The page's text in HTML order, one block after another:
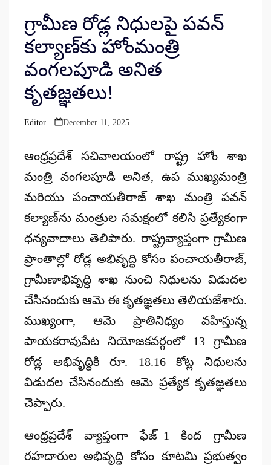
గ్రామీణ రోడ్ల నిధులపై పవన్
కల్యాణ్‌కు హోంమంత్రి
వంగలపూడి అనిత
కృతజ్ఞతలు!
Posted
Editor December 11, 2025
ఆంధ్రప్రదేశ్ సచివాలయంలో రాష్ట్ర హోం శాఖ
మంత్రి వంగలపూడి అనిత, ఉప ముఖ్యమంత్రి
మరియు పంచాయతీరాజ్ శాఖ మంత్రిపవన్
కల్యాణ్‌నుమంత్రుల సమక్షంలో కలిసిప్రత్యేకంగా
ధన్యవాదాలుతెలిపారు. రాష్ట్రవ్యాప్తంగా గ్రామీణ
ప్రాంతాల్లో రోడ్ల అభివృద్ధి కోసం పంచాయతీరాజ్,
గ్రామీణాభివృద్ధి శాఖ నుంచి నిధులను విడుదల
చేసినందుకు ఆమె ఈ కృతజ్ఞతలు తెలియజేశారు.
ముఖ్యంగా, ఆమె ప్రాతినిధ్యం వహిస్తున్న
పాయకరావుపేట నియోజకవర్గంలో 13 గ్రామీణ
రోడ్ల అభివృద్ధికి
రూ. 18.16 కోట్ల నిధులను
విడుదల చేసినందుకు ఆమె ప్రత్యేక కృతజ్ఞతలు
చెప్పారు.
ఆంధ్రప్రదేశ్ వ్యాప్తంగాఫేజ్–1
కింద గ్రామీణ
రహదారుల అభివృద్ధి కోసం కూటమి ప్రభుత్వం